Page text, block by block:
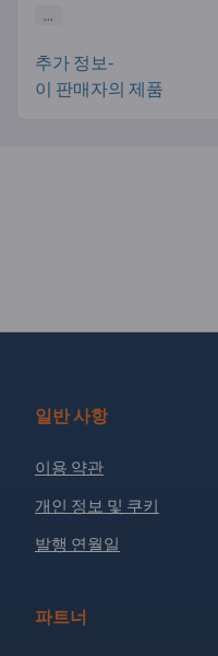
...
추가 정보-
이 판매자의 제품
일반 사항
이용 약관
개인 정보 및 쿠키
발행 연월일
파트너